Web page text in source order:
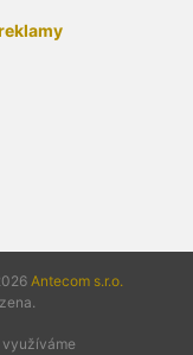
Antecom s.r.o.
využíváme